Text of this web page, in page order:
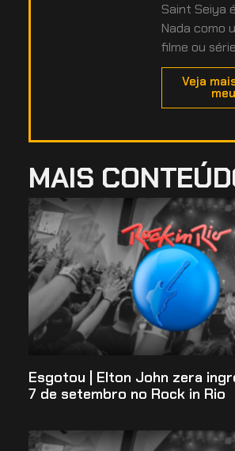
Saint Seiya
Nada como
filme ou
Veja
MAIS
Esgotou | Elton John zera
7 de setembro no Rock in Rio